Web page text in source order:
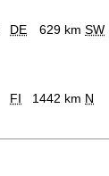
DE 629 km SW
FI 1442 km N